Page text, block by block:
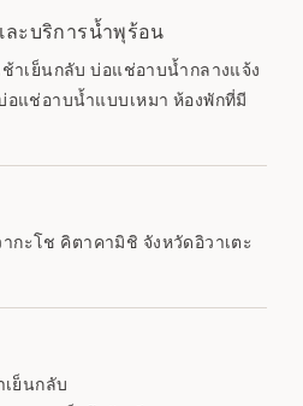
ะบริการน้ำพุร้อน
าเย็นกลับ บ่อแช่อาบน้ำกลางแจ้ง
แช่อาบน้ำแบบเหมา ห้องพักที่มี
กะโช คิตาคามิชิ จังหวัดอิวาเตะ
ย็นกลับ